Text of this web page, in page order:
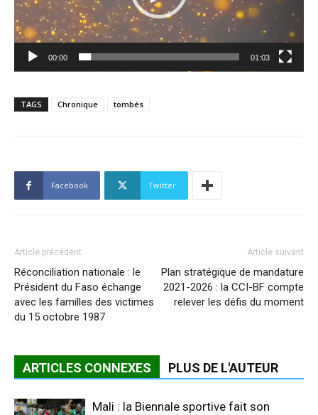
00:00 01:03
TAGS Chronique tombés
Facebook Twitter
Article précédent
Réconciliation nationale : le
Président du Faso échange
avec les familles des victimes
du 15 octobre 1987
Article suivant
Plan stratégique de mandature
2021-2026 : la CCI-BF compte
relever les défis du moment
ARTICLES CONNEXES PLUS DE L'AUTEUR
Mali : la Biennale sportive fait son